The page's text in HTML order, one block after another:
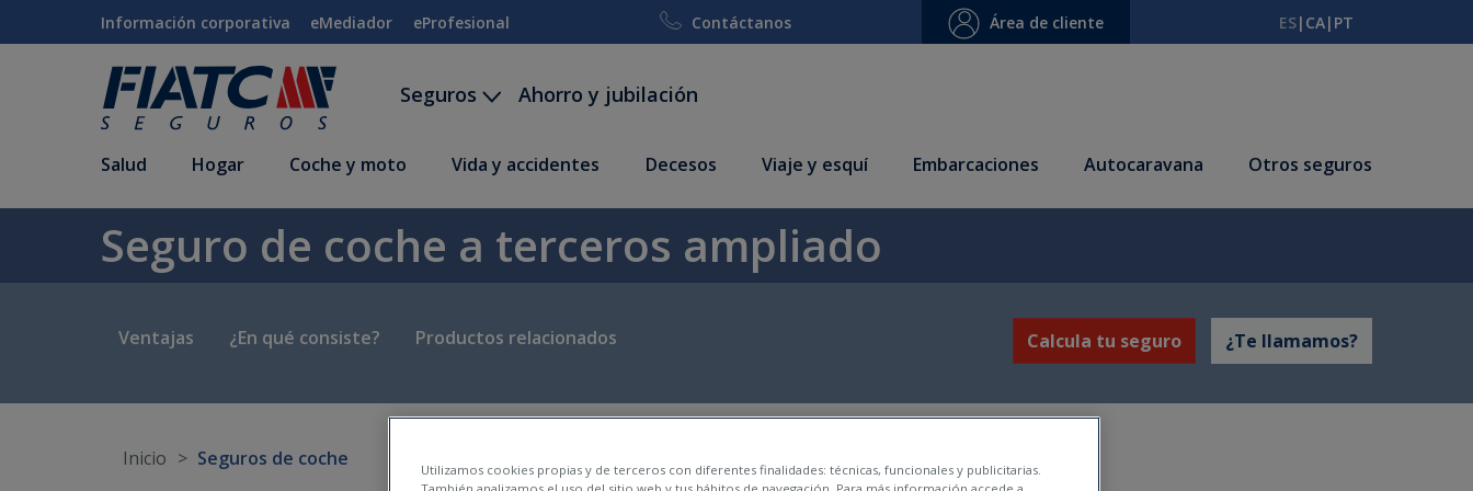
Saltar al contenido principal
Información corporativa eMediador eProfesional Contáctanos Área de cliente ES| CA| PT
Seguros Ahorro y jubilación
Salud Hogar Coche y moto Vida y accidentes Decesos Viaje y esquí Embarcaciones Autocaravana Otros seguros
Seguro de coche a terceros ampliado
Ventajas ¿En qué consiste? Productos relacionados Calcula tu seguro ¿Te llamamos?
Inicio Seguros de coche
Utilizamos cookies propias y de terceros con diferentes finalidades: técnicas, funcionales y publicitarias.
También analizamos el uso del sitio web y tus hábitos de navegación. Para más información accede a